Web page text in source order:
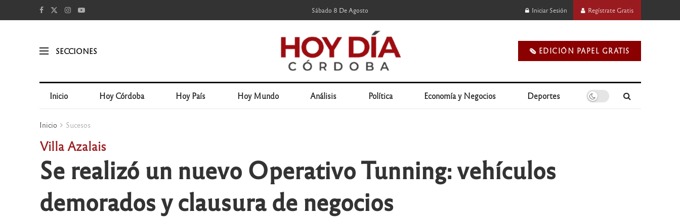
Sábado 8 De Agosto Iniciar Sesión Regístrate Gratis
SECCIONES 🗞️ EDICIÓN PAPEL GRATIS
Inicio Hoy Córdoba Hoy País Hoy Mundo Análisis Política Economía y Negocios Deportes
Inicio Sucesos
Villa Azalais
Se realizó un nuevo Operativo Tunning: vehículos
demorados y clausura de negocios